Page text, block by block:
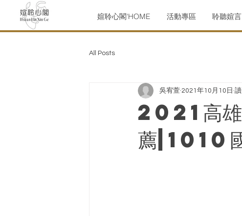
媗聆心閣'HOME 活動專區 聆聽媗言
All Posts
2021高
薦|1010
吳宥萱 2021年10月10日